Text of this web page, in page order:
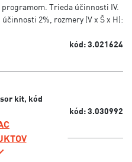
Trieda účinnosti IV.
2%, rozmery (V x Š x H):
kód: 3.021624
kit, kód
kód: 3.030992